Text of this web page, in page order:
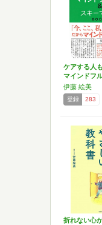
ケアする人
マインドフ
キ…
伊藤 絵美
登録 283
折れない心